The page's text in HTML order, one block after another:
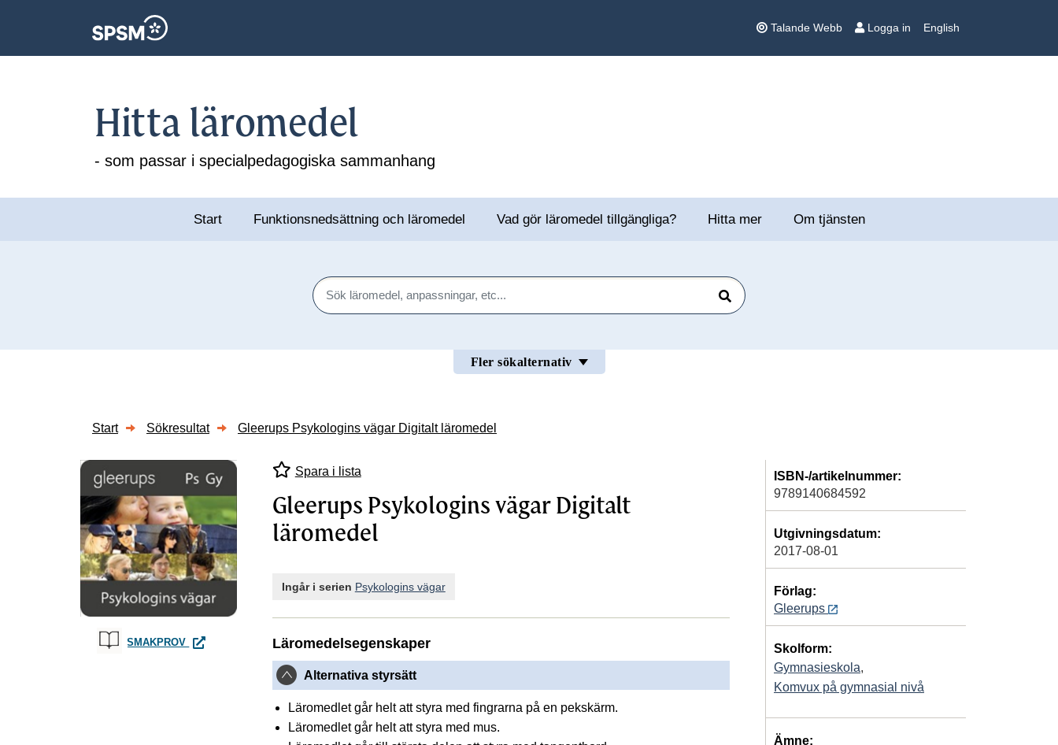
Talande Webb Logga in English
Hitta läromedel
- som passar i specialpedagogiska sammanhang
Start Funktionsnedsättning och läromedel Vad gör läromedel tillgängliga? Hitta mer Om tjänsten
Sök
Sök
Fler sökalternativ
Start Sökresultat Gleerups Psykologins vägar Digitalt läromedel
SMAKPROV GLEERUPS PSYKOLOGINS VÄGAR DIGITALT LÄROMEDEL
Spara i lista
Gleerups Psykologins vägar Digitalt
läromedel
Ingår i serien Psykologins vägar
Läromedelsegenskaper
Alternativa styrsätt
Läromedlet går helt att styra med fingrarna på en pekskärm.
Läromedlet går helt att styra med mus.
ISBN-/artikelnummer:
9789140684592
Utgivningsdatum:
2017-08-01
Förlag:
Gleerups
Skolform:
Gymnasieskola,
Komvux på gymnasial nivå
Ämne: